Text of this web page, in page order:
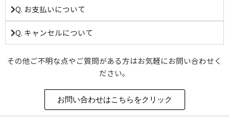
Q. お支払いについて
Q. キャンセルについて
その他ご不明な点やご質問がある方はお気軽にお問い合わせく
ださい。
お問い合わせはこちらをクリック